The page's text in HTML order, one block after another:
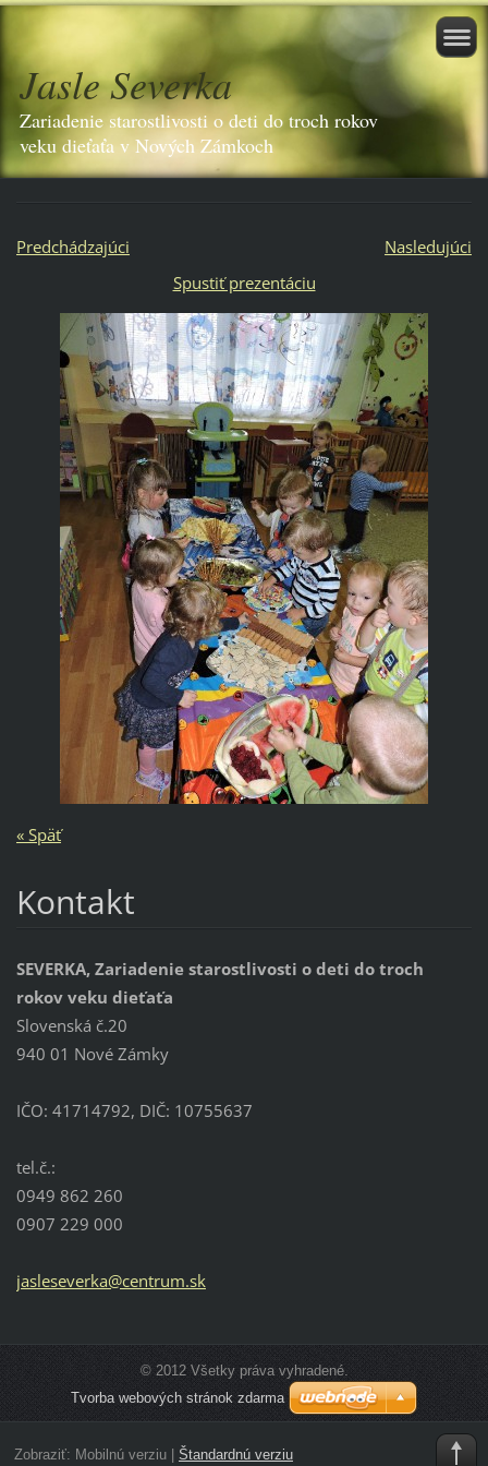
Jasle Severka
Zariadenie starostlivosti o deti do troch rokov
veku dieťaťa v Nových Zámkoch
Predchádzajúci
Nasledujúci
Spustiť prezentáciu
« Späť
Kontakt
SEVERKA, Zariadenie starostlivosti o deti do troch
rokov veku dieťaťa
Slovenská č.20
940 01 Nové Zámky
IČO: 41714792, DIČ: 10755637
tel.č.:
0949 862 260
0907 229 000
jasleseverka@centrum.sk
© 2012 Všetky práva vyhradené.
Tvorba webových stránok zdarma
Zobraziť: Mobilnú verziu| Štandardnú verziu